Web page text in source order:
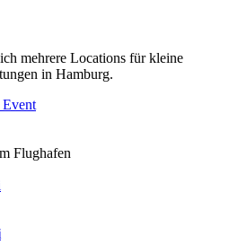
mehrere Locations für kleine
in Hamburg.
Event
Flughafen